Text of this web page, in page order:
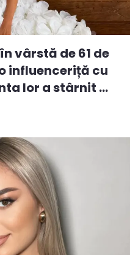
vârstă de 61 de
influenceriță cu
lor a stârnit ...